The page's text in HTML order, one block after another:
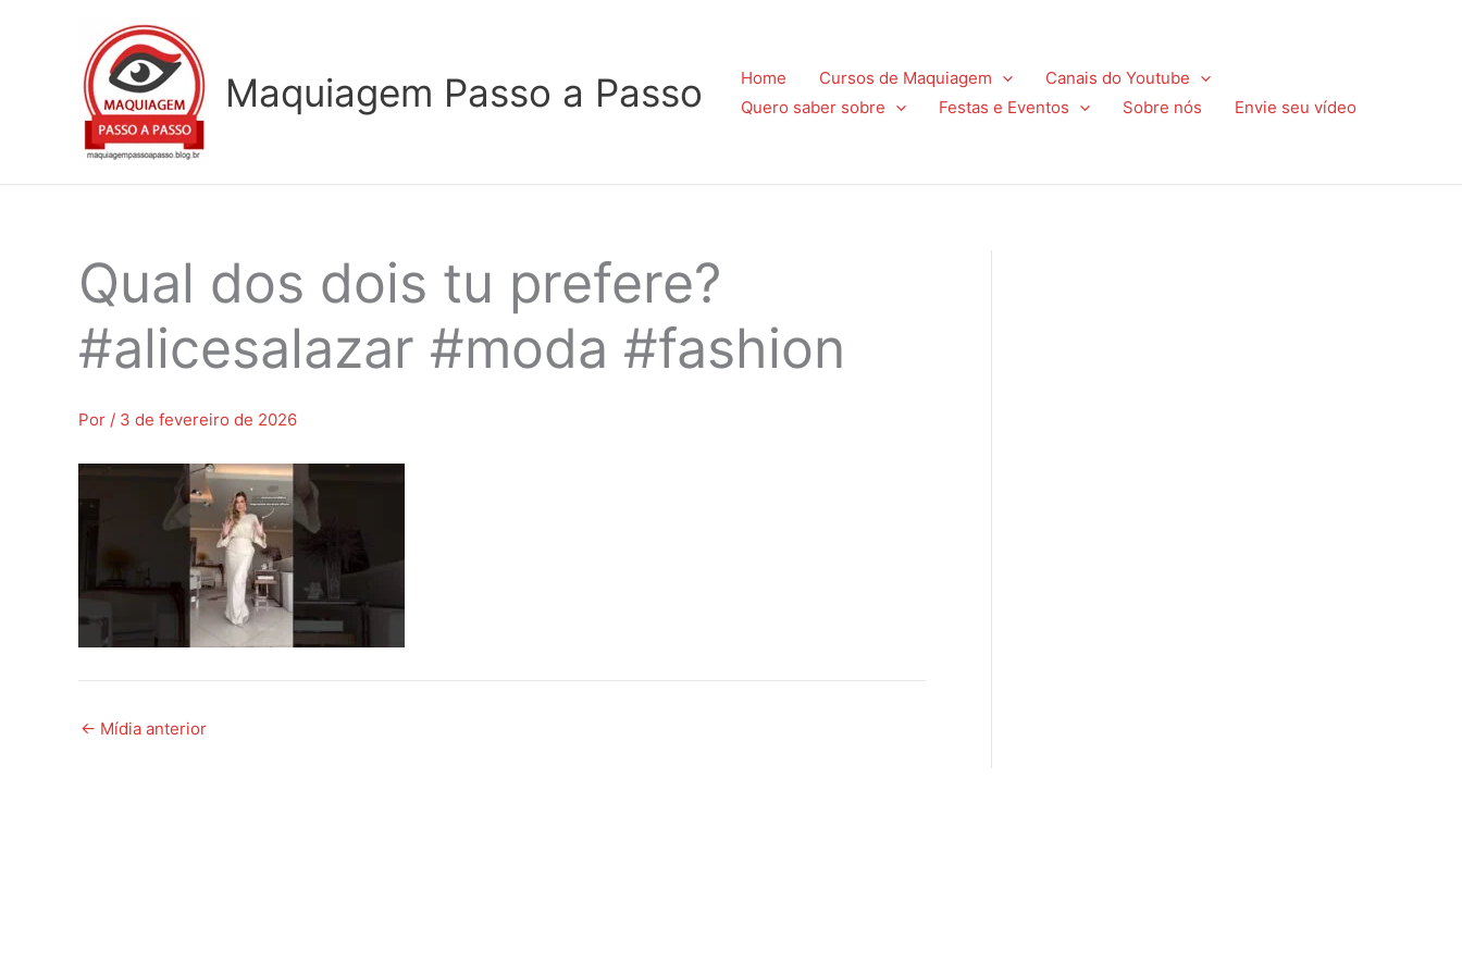
Maquiagem Passo a Passo Home Cursos de Maquiagem
Canais do Youtube
Quero saber sobre
Festas e Eventos Sobre nós Envie seu vídeo
Qual dos dois tu prefere?
#alicesalazar #moda #fashion
Por / 3 de fevereiro de 2026
← Mídia anterior